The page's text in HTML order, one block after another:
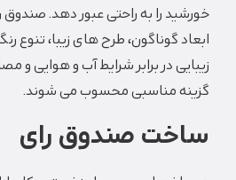
خورشید را به راحتی عبور دهد. صندوق
ابعاد گوناگون، طرح های زیبا،
زیبایی در برابر شرایط آب و هوایی و
گزینه مناسبی محسوب می‌ شوند.
ساخت صندوق رای